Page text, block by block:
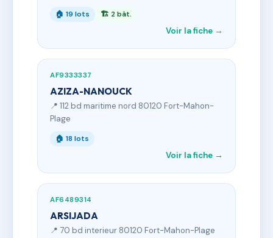
🏠 19 lots 🏗 2 bât.
Voir la fiche →
AF9333337
AZIZA-NANOUCK
📍 112 bd maritime nord 80120 Fort-Mahon-
Plage
🏠 18 lots
Voir la fiche →
AF6489314
ARSIJADA
📍 70 bd interieur 80120 Fort-Mahon-Plage